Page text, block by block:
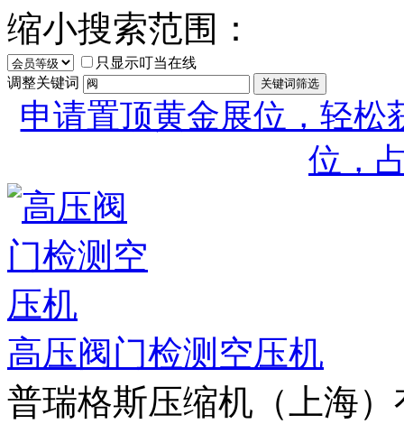
缩小搜索范围：
只显示叮当在线
调整关键词
申请置顶黄金展位，轻松
位，
高压阀门检测空压机
普瑞格斯压缩机（上海